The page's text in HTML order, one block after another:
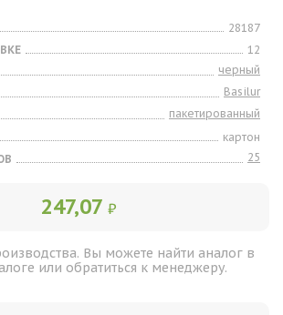
28187
12
черный
Basilur
пакетированный
картон
25
247,07 ₽
Вы можете найти аналог в
или обратиться к менеджеру.